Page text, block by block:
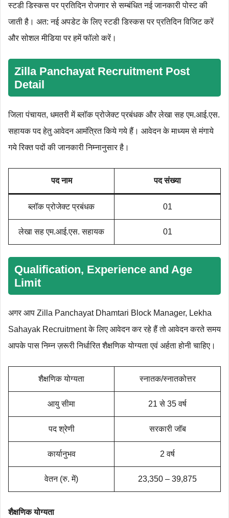
स्टडी डिस्कस पर प्रतिदिन रोजगार से सम्बंधित नई जानकारी पोस्ट की
जाती है। अत: नई अपडेट के लिए स्टडी डिस्कस पर प्रतिदिन विजिट करें
और सोशल मीडिया पर हमें फॉलो करें।
Zilla Panchayat Recruitment Post
Detail
जिला पंचायत, धमतरी में ब्लॉक प्रोजेक्ट प्रबंधक और लेखा सह एम.आई.एस.
सहायक पद हेतु आवेदन आमंत्रित किये गये हैं। आवेदन के माध्यम से मंगाये
गये रिक्त पदों की जानकारी निम्नानुसार है।
पद नाम पद संख्या
ब्लॉक प्रोजेक्ट प्रबंधक 01
लेखा सह एम.आई.एस. सहायक 01
Qualification, Experience and Age
Limit
अगर आप Zilla Panchayat Dhamtari Block Manager, Lekha
Sahayak Recruitment के लिए आवेदन कर रहे हैं तो आवेदन करते समय
आपके पास निम्न ज़रूरी निर्धारित शैक्षणिक योग्‍यता एवं अर्हता होनी चाहिए।
शैक्षणिक योग्‍यता स्नातक/स्नातकोत्तर
आयु सीमा 21 से 35 वर्ष
पद श्रेणी सरकारी जॉब
कार्यानुभव 2 वर्ष
वेतन (रु. में) 23,350 – 39,875
शैक्षणिक योग्‍यता